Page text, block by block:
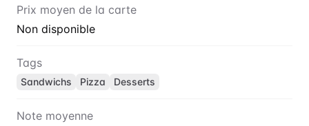
Prix moyen de la carte
Non disponible
Tags
Sandwichs Pizza Desserts
Note moyenne